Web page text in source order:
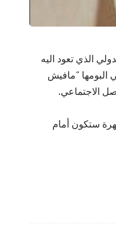
طبرقة الدولي الذي تعود اليه
البومها “مافيش
الاجتماعي.
ستكون أمام